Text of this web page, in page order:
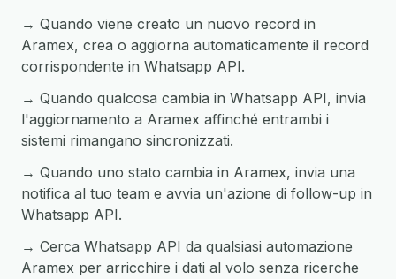
→ Quando viene creato un nuovo record in
Aramex, crea o aggiorna automaticamente il record
corrispondente in Whatsapp API.
→ Quando qualcosa cambia in Whatsapp API, invia
l'aggiornamento a Aramex affinché entrambi i
sistemi rimangano sincronizzati.
→ Quando uno stato cambia in Aramex, invia una
notifica al tuo team e avvia un'azione di follow-up in
Whatsapp API.
→ Cerca Whatsapp API da qualsiasi automazione
Aramex per arricchire i dati al volo senza ricerche